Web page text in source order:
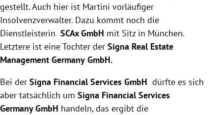
gestellt. Auch hier ist Martini vorläufiger
Insolvenzverwalter. Dazu kommt noch die
Dienstleisterin SCAx GmbH mit Sitz in München.
Letztere ist eine Tochter der Signa Real Estate
Management Germany GmbH.
Bei der Signa Financial Services GmbH dürfte es sich
aber tatsächlich um Signa Financial Services
Germany GmbH handeln, das ergibt die